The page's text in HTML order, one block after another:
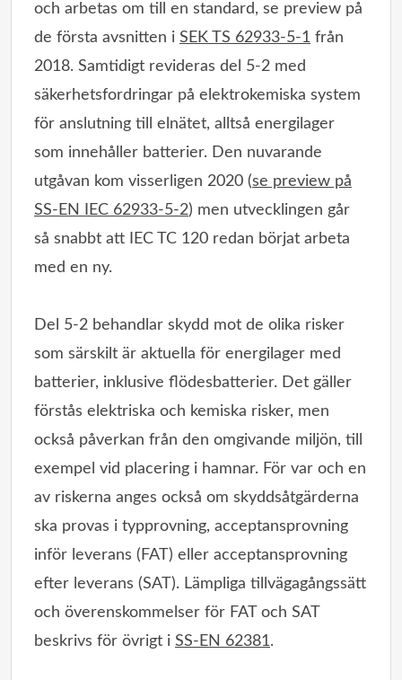
och arbetas om till en standard, se preview på
de första avsnitten i SEK TS 62933-5-1 från
2018. Samtidigt revideras del 5-2 med
säkerhetsfordringar på elektrokemiska system
för anslutning till elnätet, alltså energilager
som innehåller batterier. Den nuvarande
utgåvan kom visserligen 2020 (se preview på
SS-EN IEC 62933-5-2) men utvecklingen går
så snabbt att IEC TC 120 redan börjat arbeta
med en ny.
Del 5-2 behandlar skydd mot de olika risker
som särskilt är aktuella för energilager med
batterier, inklusive flödesbatterier. Det gäller
förstås elektriska och kemiska risker, men
också påverkan från den omgivande miljön, till
exempel vid placering i hamnar. För var och en
av riskerna anges också om skyddsåtgärderna
ska provas i typprovning, acceptansprovning
inför leverans (FAT) eller acceptansprovning
efter leverans (SAT). Lämpliga tillvägagångssätt
och överenskommelser för FAT och SAT
beskrivs för övrigt i SS-EN 62381.